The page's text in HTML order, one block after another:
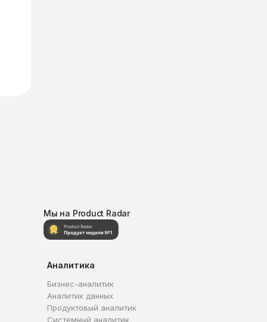
Мы на Product Radar
Аналитика
Бизнес-аналитик
Аналитик данных
Продуктовый аналитик
Системный аналитик